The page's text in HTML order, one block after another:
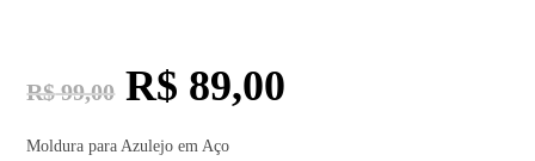
R$99,00 R$ 89,00
Moldura para Azulejo em Aço